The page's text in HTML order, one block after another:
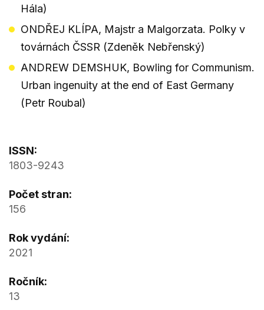
Hála)
ONDŘEJ KLÍPA, Majstr a Malgorzata. Polky v
továrnách ČSSR (Zdeněk Nebřenský)
ANDREW DEMSHUK, Bowling for Communism.
Urban ingenuity at the end of East Germany
(Petr Roubal)
ISSN:
1803-9243
Počet stran:
156
Rok vydání:
2021
Ročník:
13